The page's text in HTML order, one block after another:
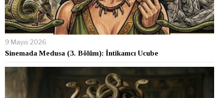
9 Mayıs 2026
Sinemada Medusa (3. Bölüm): İntikamcı Ucube